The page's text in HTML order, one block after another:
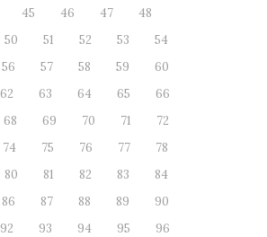
45 46 47
48
50 51 52 53
54
56 57 58 59
60
62 63 64 65
66
68 69 70 71
72
74 75 76 77
78
80 81 82 83
84
86 87 88 89
90
92 93 94 95
96